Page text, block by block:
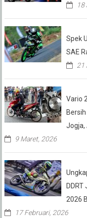
18
Spek
SAE
21
Vario
Jogja,
9 Maret, 2026
2026
17 Februari, 2026